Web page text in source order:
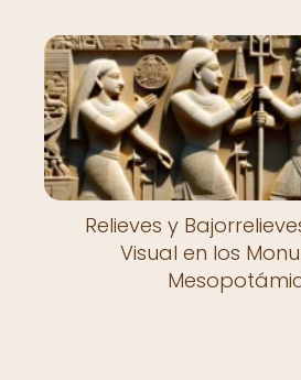
Relieves y
Visual en los